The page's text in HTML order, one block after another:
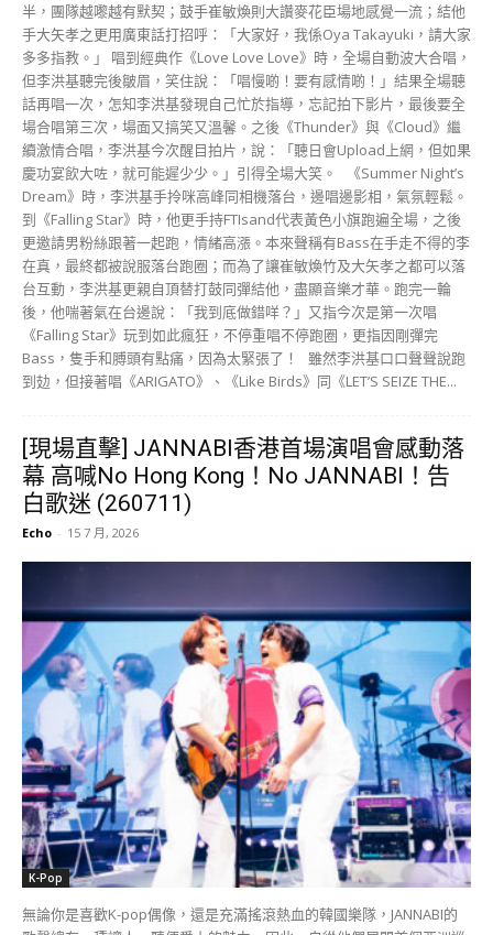
台互動，李洪基更親自頂替打鼓同彈結他，盡顯音樂才華。跑完一輪
後，他喘著氣在台邊說：「我到底做錯咩？」又指今次是第一次唱
《Falling Star》玩到如此瘋狂，不停重唱不停跑圈，更指因剛彈完
Bass，隻手和膊頭有點痛，因為太緊張了！ 雖然李洪基口口聲聲說跑
到攰，但接著唱《ARIGATO》、《Like Birds》同《LET’S SEIZE THE...
[現場直擊] JANNABI香港首場演唱會感動落
幕 高喊No Hong Kong！No JANNABI！告
白歌迷 (260711)
Echo - 15 7 月, 2026
無論你是喜歡K-pop偶像，還是充滿搖滾熱血的韓國樂隊，JANNABI的
歌聲總有一種讓人一聽便愛上的魅力。因此，自從他們展開首個亞洲巡
迴演唱會，每一站均獲得熱烈好評。而香港歌迷期待已久的《JANNABI
1st Asia Tour : Sweat & Stardust in HONG KONG》，也終於在7月11
日於AXA Dreamland隆重登場。JANNABI一口氣帶來超過二十首歌曲，
以長達兩個多小時的精彩演出，回應歌迷一直以來的支持與等待。
攝/Hana 演唱會甫開始，隊長兼主唱崔政勳，以及結他手金度亨則分別
身穿全白色裝束登場，率先以〈TOGETHER!〉揭開序幕。意想不到是，
崔政勳為了令JANNABI第一次來到香港舉行演唱會有一個好開始，竟然
特別預備了銅鑼作為小樂器，打響了演出的第一幕！隨後，他接連獻唱
首張數位單曲的〈ROCKET〉，以及〈Baby I need you〉等代表作。另
外，他們還獻唱The Mamas & the Papas的名曲〈California
Dreamin'〉，並特別為香港觀眾送上他們的〈HONG KONG〉一曲，可